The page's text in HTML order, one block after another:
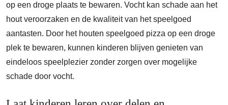
op een droge plaats te bewaren. Vocht kan schade aan het
hout veroorzaken en de kwaliteit van het speelgoed
aantasten. Door het houten speelgoed pizza op een droge
plek te bewaren, kunnen kinderen blijven genieten van
eindeloos speelplezier zonder zorgen over mogelijke
schade door vocht.